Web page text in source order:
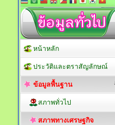
หน้าหลัก
ประวัติและตราสัญลักษณ์
ข้อมูลพื้นฐาน
สภาพทั่วไป
สภาพทางเศรษฐกิจ